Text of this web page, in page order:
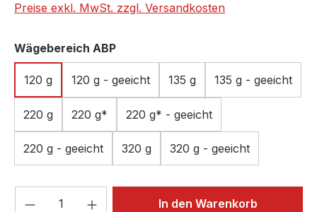
Preise exkl. MwSt. zzgl. Versandkosten
Wägebereich ABPauswählen
120 g 120 g - geeicht 135 g 135 g - geeicht
220 g 220 g* 220 g* - geeicht
220 g - geeicht 320 g 320 g - geeicht
Produkt Anzahl: Gib denIn den Warenkorb